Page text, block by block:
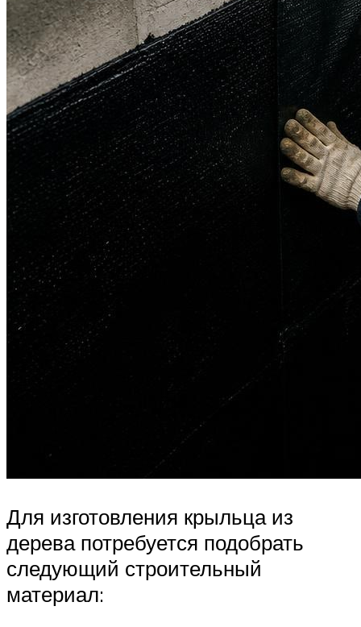
Для изготовления крыльца из
дерева потребуется подобрать
следующий строительный
материал: